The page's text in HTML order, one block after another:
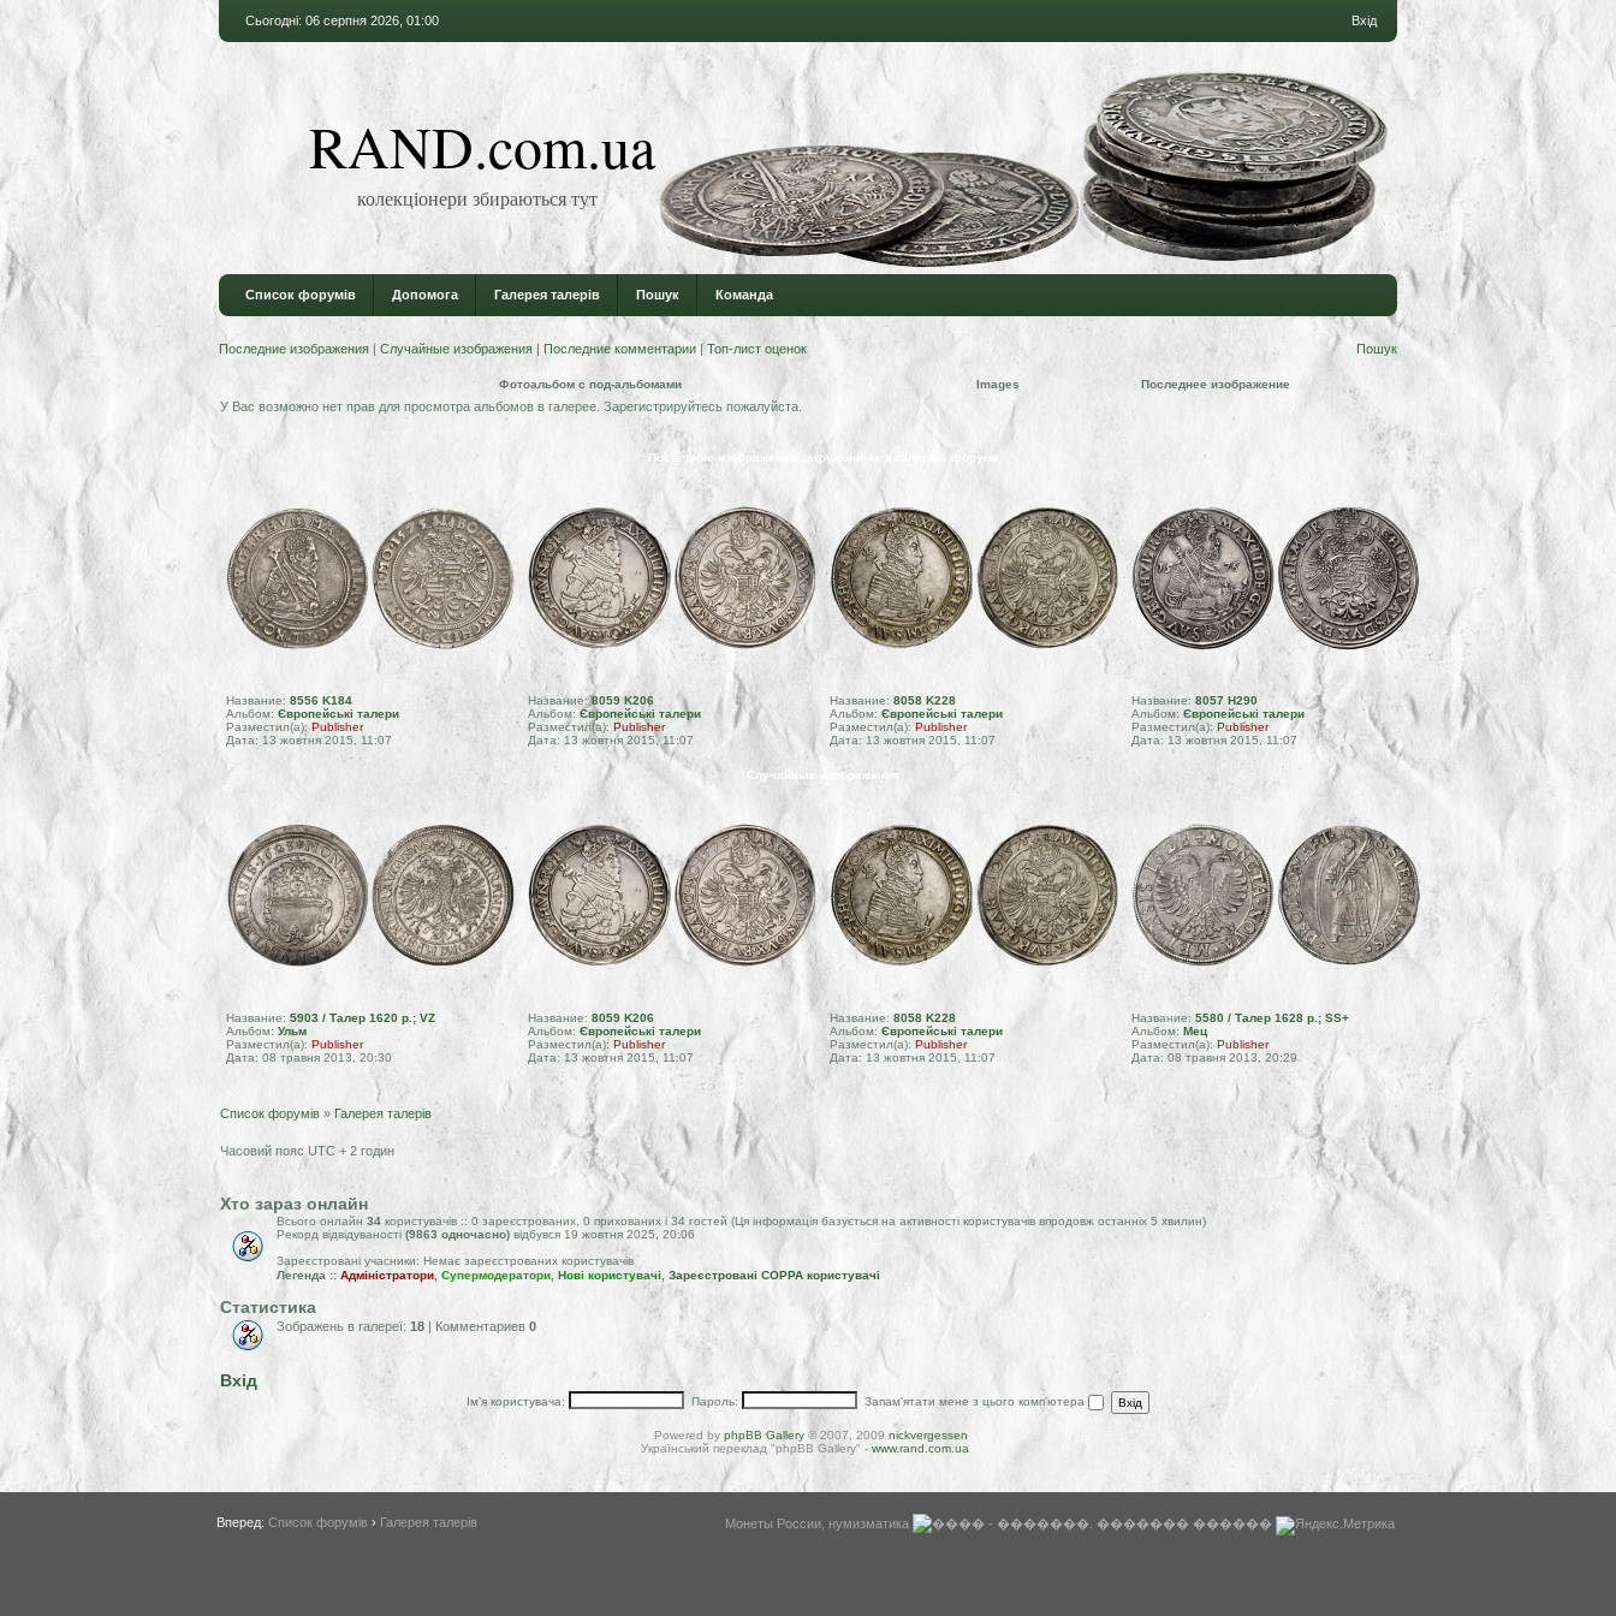
Сьогодні: 06 серпня 2026, 01:00 Вхід
RAND.com.ua
колекціонери збираються тут
Список форумів Допомога Галерея талерів Пошук Команда
Последние изображения | Случайные изображения | Последние комментарии | Топ-лист оценок Пошук
Фотоальбом с под-альбомами Images Последнее изображение
У Вас возможно нет прав для просмотра альбомов в галерее. Зарегистрируйтесь пожалуйста.
Последние изображения загруженные в галерею форума
Название: 8556 K184
Альбом: Європейські талери
Разместил(а): Publisher
Дата: 13 жовтня 2015, 11:07
Название:8059 K206
Альбом: Європейські талери
Разместил(а): Publisher
Дата: 13 жовтня 2015, 11:07
Название: 8058 K228
Альбом: Європейські талери
Разместил(а): Publisher
Дата: 13 жовтня 2015, 11:07
Название: 8057 H290
Альбом: Європейські талери
Разместил(а): Publisher
Дата: 13 жовтня 2015, 11:07
Случайные изображения
Название: 5903 / Талер 1620 р.; VZ
Альбом: Ульм
Разместил(а): Publisher
Дата: 08 травня 2013, 20:30
Название: 8059 K206
Альбом: Європейські талери
Разместил(а): Publisher
Дата: 13 жовтня 2015, 11:07
Название: 8058 K228
Альбом: Європейські талери
Разместил(а): Publisher
Дата: 13 жовтня 2015, 11:07
Название: 5580 / Талер 1628 р.; SS+
Альбом: Мец
Разместил(а): Publisher
Дата: 08 травня 2013, 20:29
Список форумів » Галерея талерів
Часовий пояс UTC + 2 годин
Хто зараз онлайн
Всього онлайн 34 користувачів :: 0 зареєстрованих, 0 прихованих і 34 гостей (Ця інформація базується на активності користувачів впродовж останніх 5 хвилин)
Рекорд відвідуваності (9863 одночасно) відбувся 19 жовтня 2025, 20:06
Зареєстровані учасники: Немає зареєстрованих користувачів
Легенда :: Адміністратори Супермодератори Нові користувачі Зареєстровані COPPA користувачі
Статистика
Зображень в галереї: 18 | Комментариев 0
Вхід
Ім'я користувача: Пароль: Запам'ятати мене з цього комп'ютера
Powered by phpBB Gallery © 2007, 2009 nickvergessen
Український переклад "phpBB Gallery" - www.rand.com.ua
Вперед: Список форумів › Галерея талерів Монеты России, нумизматика